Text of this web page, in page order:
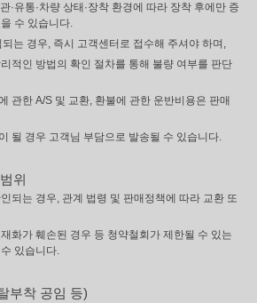
·유통·차량 상태·장착 환경에 따라 장착 후에만 증
수 있습니다.
는 경우, 즉시 고객센터로 접수해 주셔야 하며,
적인 방법의 확인 절차를 통해 불량 여부를 판단
관한 A/S 및 교환, 환불에 관한 운반비용은 판매
될 경우 고객님 부담으로 발송될 수 있습니다.
위
되는 경우, 관계 법령 및 판매정책에 따라 교환 또
화가 훼손된 경우 등 청약철회가 제한될 수 있는
있습니다.
부착 공임 등)